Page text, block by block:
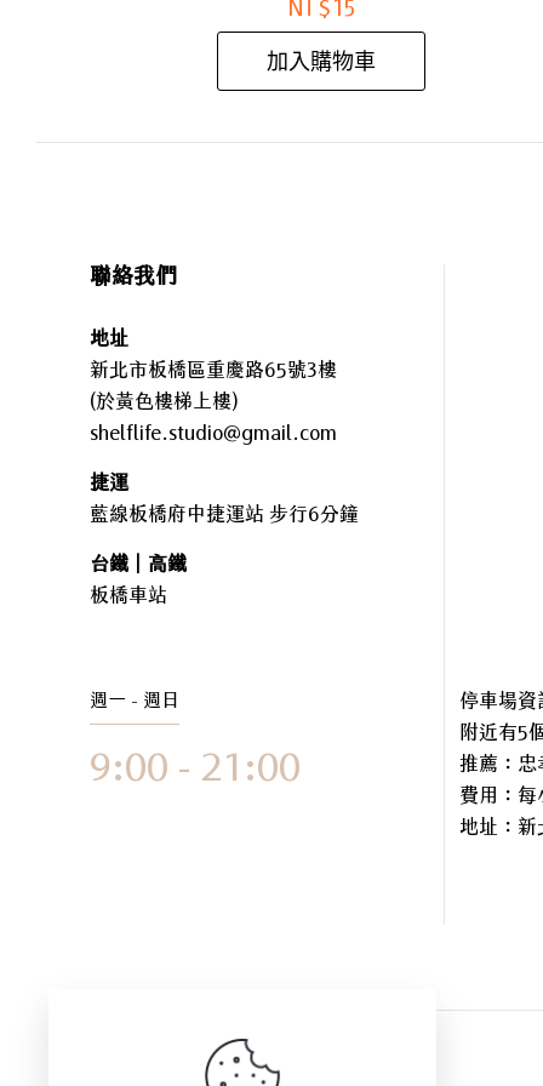
NT$ 15
加入購物車
聯絡我們
地址
新北市板橋區重慶路65號3樓
(於黃色樓梯上樓)
shelflife.studio@gmail.com
捷運
藍線板橋府中捷運站 步行6分鐘
台鐵｜高鐵
板橋車站
週一 - 週日
9:00 - 21:00
停車場資
附近有5
推薦：忠
費用：
地址： 新